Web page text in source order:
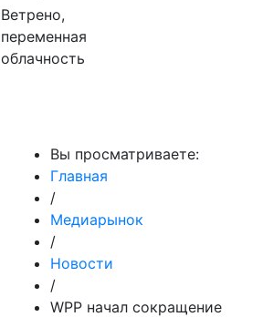
Ветрено,
переменная
облачность
Вы просматриваете:
Главная
/
Медиарынок
/
Новости
/
WPP начал сокращение